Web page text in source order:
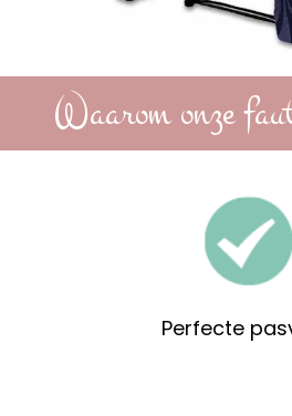
Waarom onze
Perfecte